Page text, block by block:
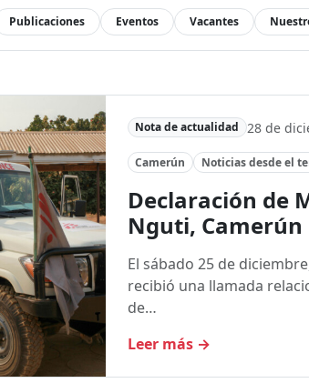
Publicaciones Eventos Vacantes
Nota de actualidad 28 de
Camerún Noticias desde el
Declaración de
Nguti, Camerún
El sábado 25 de
recibió una llamada
de…
Leer más →